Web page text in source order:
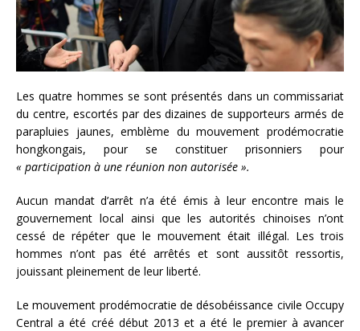
Les quatre hommes se sont présentés dans un commissariat
du centre, escortés par des dizaines de supporteurs armés de
parapluies jaunes, emblème du mouvement prodémocratie
hongkongais, pour se constituer prisonniers pour
« participation à une réunion non autorisée ».
Aucun mandat d’arrêt n’a été émis à leur encontre mais le
gouvernement local ainsi que les autorités chinoises n’ont
cessé de répéter que le mouvement était illégal. Les trois
hommes n’ont pas été arrêtés et sont aussitôt ressortis,
jouissant pleinement de leur liberté.
Le mouvement prodémocratie de désobéissance civile Occupy
Central a été créé début 2013 et a été le premier à avancer